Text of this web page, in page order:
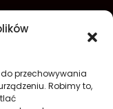
przechowywania
Robimy to,
i ogród
O nas